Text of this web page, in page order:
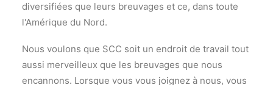
diversifiées que leurs breuvages et ce, dans toute
l'Amérique du Nord.
Nous voulons que SCC soit un endroit de travail tout
aussi merveilleux que les breuvages que nous
encannons. Lorsque vous vous joignez à nous, vous